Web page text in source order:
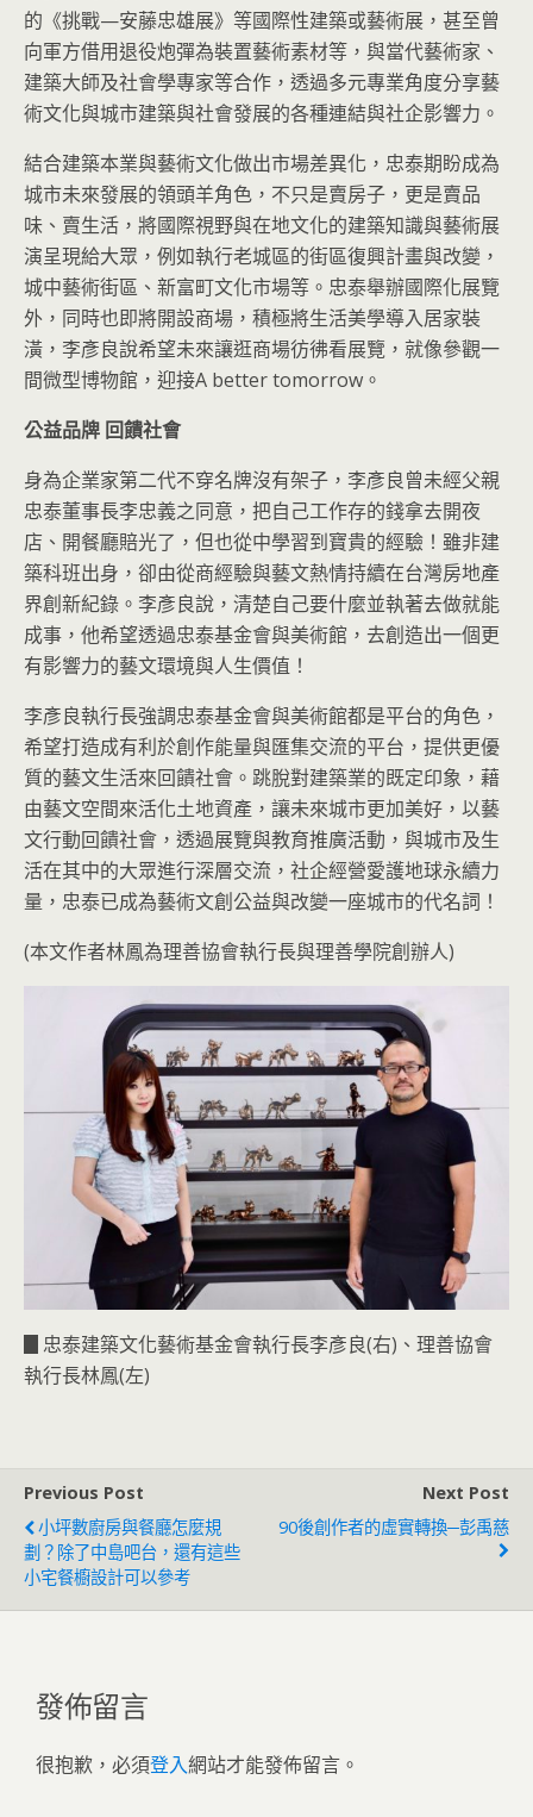
的《挑戰—安藤忠雄展》等國際性建築或藝術展，甚至曾
向軍方借用退役炮彈為裝置藝術素材等，與當代藝術家、
建築大師及社會學專家等合作，透過多元專業角度分享藝
術文化與城市建築與社會發展的各種連結與社企影響力。
結合建築本業與藝術文化做出市場差異化，忠泰期盼成為
城市未來發展的領頭羊角色，不只是賣房子，更是賣品
味、賣生活，將國際視野與在地文化的建築知識與藝術展
演呈現給大眾，例如執行老城區的街區復興計畫與改變，
城中藝術街區、新富町文化市場等。忠泰舉辦國際化展覽
外，同時也即將開設商場，積極將生活美學導入居家裝
潢，李彥良說希望未來讓逛商場彷彿看展覽，就像參觀一
間微型博物館，迎接A better tomorrow。
公益品牌 回饋社會
身為企業家第二代不穿名牌沒有架子，李彥良曾未經父親
忠泰董事長李忠義之同意，把自己工作存的錢拿去開夜
店、開餐廳賠光了，但也從中學習到寶貴的經驗！雖非建
築科班出身，卻由從商經驗與藝文熱情持續在台灣房地產
界創新紀錄。李彥良說，清楚自己要什麼並執著去做就能
成事，他希望透過忠泰基金會與美術館，去創造出一個更
有影響力的藝文環境與人生價值！
李彥良執行長強調忠泰基金會與美術館都是平台的角色，
希望打造成有利於創作能量與匯集交流的平台，提供更優
質的藝文生活來回饋社會。跳脫對建築業的既定印象，藉
由藝文空間來活化土地資產，讓未來城市更加美好，以藝
文行動回饋社會，透過展覽與教育推廣活動，與城市及生
活在其中的大眾進行深層交流，社企經營愛護地球永續力
量，忠泰已成為藝術文創公益與改變一座城市的代名詞！
(本文作者林鳳為理善協會執行長與理善學院創辦人)
▊忠泰建築文化藝術基金會執行長李彥良(右)、理善協會
執行長林鳳(左)
Previous Post
小坪數廚房與餐廳怎麼規
劃？除了中島吧台，還有這些
小宅餐櫥設計可以參考
Next Post
90後創作者的虛實轉換─彭禹慈
發佈留言
很抱歉，必須登入網站才能發佈留言。